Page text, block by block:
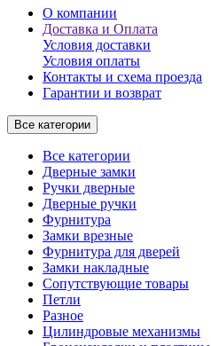
О компании
Доставка и Оплата
Условия доставки
Условия оплаты
Контакты и схема проезда
Гарантии и возврат
Все категории
Все категории
Дверные замки
Ручки дверные
Дверные ручки
Фурнитура
Замки врезные
Фурнитура для дверей
Замки накладные
Сопутствующие товары
Петли
Разное
Цилиндровые механизмы